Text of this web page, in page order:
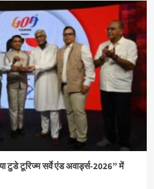
टुडे टूरिज्म सर्वे एंड अवार्ड्स-2026” में